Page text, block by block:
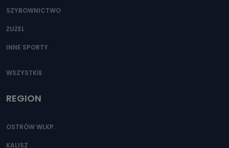
SZYBOWNICTWO
ŻUŻEL
INNE SPORTY
WSZYSTKIE
REGION
OSTRÓW WLKP.
KALISZ